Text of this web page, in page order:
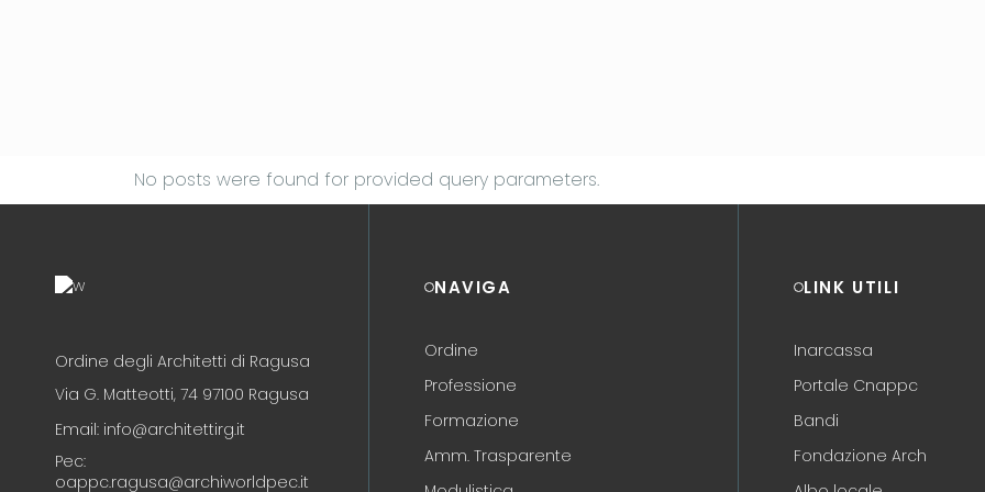
No posts were found for provided query parameters.
Ordine degli Architetti di Ragusa
Via G. Matteotti, 74 97100 Ragusa
Email: info@architettirg.it
Pec:
oappc.ragusa@archiworldpec.it
NAVIGA
Ordine
Professione
Formazione
Amm. Trasparente
LINK UTILI
Inarcassa
Portale Cnappc
Bandi
Fondazione Arch